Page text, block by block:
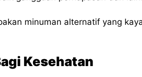
minuman alternatif yang
Kesehatan